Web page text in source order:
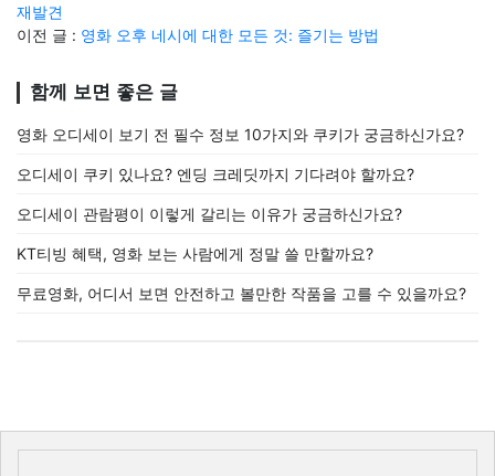
재발견
이전 글 : 영화 오후 네시에 대한 모든 것: 즐기는 방법
함께 보면 좋은 글
영화 오디세이 보기 전 필수 정보 10가지와 쿠키가 궁금하신가요?
오디세이 쿠키 있나요? 엔딩 크레딧까지 기다려야 할까요?
오디세이 관람평이 이렇게 갈리는 이유가 궁금하신가요?
KT티빙 혜택, 영화 보는 사람에게 정말 쓸 만할까요?
무료영화, 어디서 보면 안전하고 볼만한 작품을 고를 수 있을까요?